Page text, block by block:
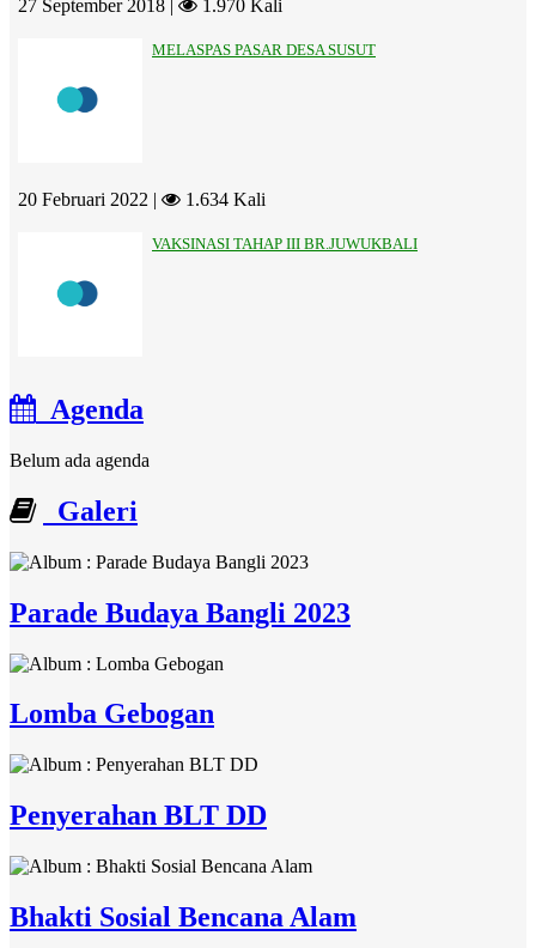
27 September 2018 | 1.970 Kali
MELASPAS PASAR DESA SUSUT
20 Februari 2022 | 1.634 Kali
VAKSINASI TAHAP III BR.JUWUKBALI
Agenda
Belum ada agenda
Galeri
Parade Budaya Bangli 2023
Lomba Gebogan
Penyerahan BLT DD
Bhakti Sosial Bencana Alam